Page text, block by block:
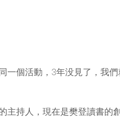
一個活動，3年没見了，我
持人，現在是樊登讀書的創